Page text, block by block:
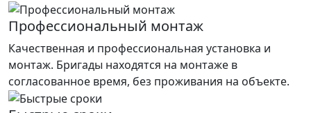
Профессиональный монтаж
Качественная и профессиональная установка и
монтаж. Бригады находятся на монтаже в
согласованное время, без проживания на объекте.